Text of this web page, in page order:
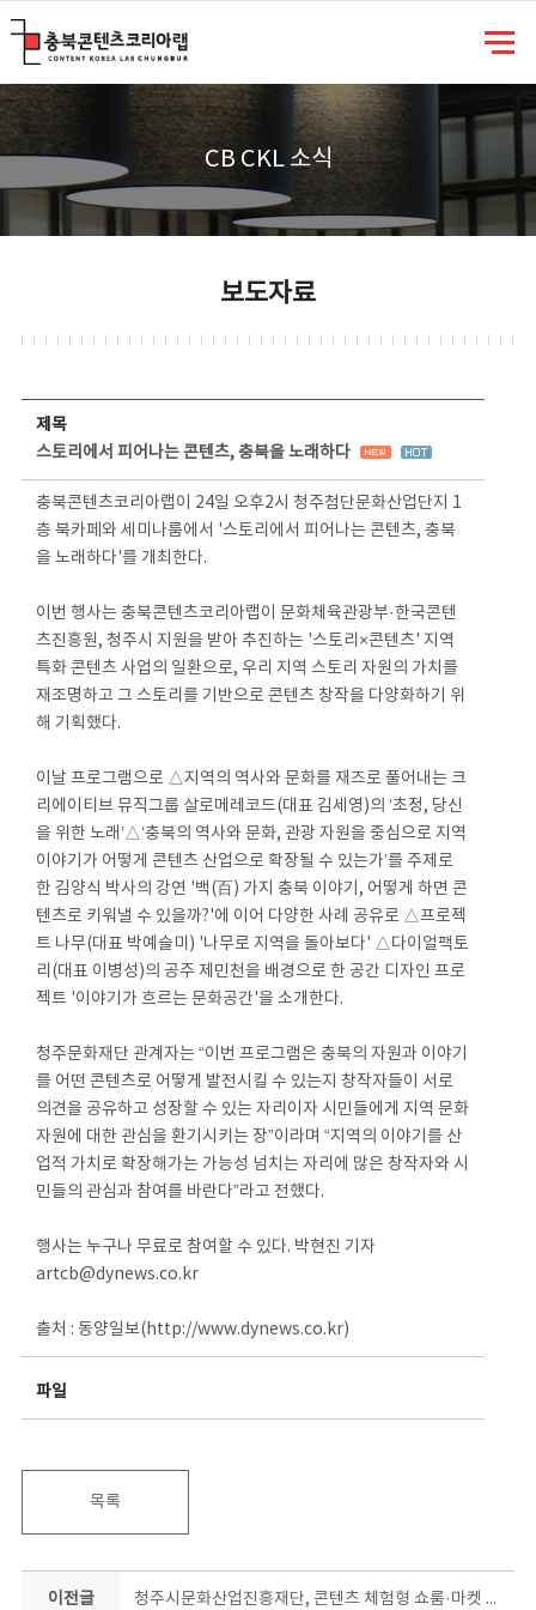
CB CKL 소식
보도자료
제목
스토리에서 피어나는 콘텐츠, 충북을 노래하다
충북콘텐츠코리아랩이 24일 오후2시 청주첨단문화산업단지 1
층 북카페와 세미나룸에서 '스토리에서 피어나는 콘텐츠, 충북
을 노래하다'를 개최한다.
이번 행사는 충북콘텐츠코리아랩이 문화체육관광부·한국콘텐
츠진흥원, 청주시 지원을 받아 추진하는 '스토리×콘텐츠' 지역
특화 콘텐츠 사업의 일환으로, 우리 지역 스토리 자원의 가치를
재조명하고 그 스토리를 기반으로 콘텐츠 창작을 다양화하기 위
해 기획했다.
이날 프로그램으로 △지역의 역사와 문화를 재즈로 풀어내는 크
리에이티브 뮤직그룹 살로메레코드(대표 김세영)의 ‘초정, 당신
을 위한 노래’△‘충북의 역사와 문화, 관광 자원을 중심으로 지역
이야기가 어떻게 콘텐츠 산업으로 확장될 수 있는가’를 주제로
한 김양식 박사의 강연 '백(百) 가지 충북 이야기, 어떻게 하면 콘
텐츠로 키워낼 수 있을까?'에 이어 다양한 사례 공유로 △프로젝
트 나무(대표 박예슬미) '나무로 지역을 돌아보다' △다이얼팩토
리(대표 이병성)의 공주 제민천을 배경으로 한 공간 디자인 프로
젝트 '이야기가 흐르는 문화공간'을 소개한다.
청주문화재단 관계자는 “이번 프로그램은 충북의 자원과 이야기
를 어떤 콘텐츠로 어떻게 발전시킬 수 있는지 창작자들이 서로
의견을 공유하고 성장할 수 있는 자리이자 시민들에게 지역 문화
자원에 대한 관심을 환기시키는 장”이라며 “지역의 이야기를 산
업적 가치로 확장해가는 가능성 넘치는 자리에 많은 창작자와 시
민들의 관심과 참여를 바란다”라고 전했다.
행사는 누구나 무료로 참여할 수 있다. 박현진 기자
artcb@dynews.co.kr
출처 : 동양일보(http://www.dynews.co.kr)
파일
목록
이전글 청주시문화산업진흥재단, 콘텐츠 체험형 쇼룸·마켓 운영